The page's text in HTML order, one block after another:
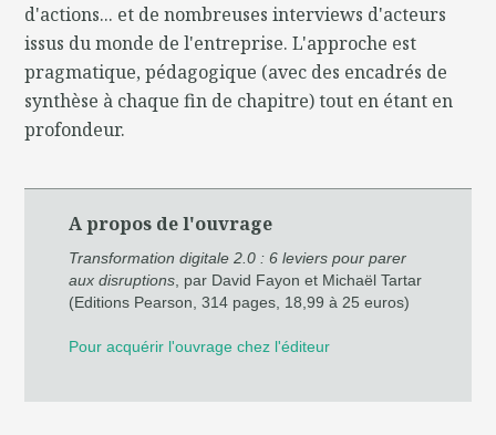
d'actions... et de nombreuses interviews d'acteurs
issus du monde de l'entreprise. L'approche est
pragmatique, pédagogique (avec des encadrés de
synthèse à chaque fin de chapitre) tout en étant en
profondeur.
A propos de l'ouvrage
Transformation digitale 2.0 : 6 leviers pour parer
aux disruptions , par David Fayon et Michaël Tartar
(Editions Pearson, 314 pages, 18,99 à 25 euros)
Pour acquérir l'ouvrage chez l'éditeur